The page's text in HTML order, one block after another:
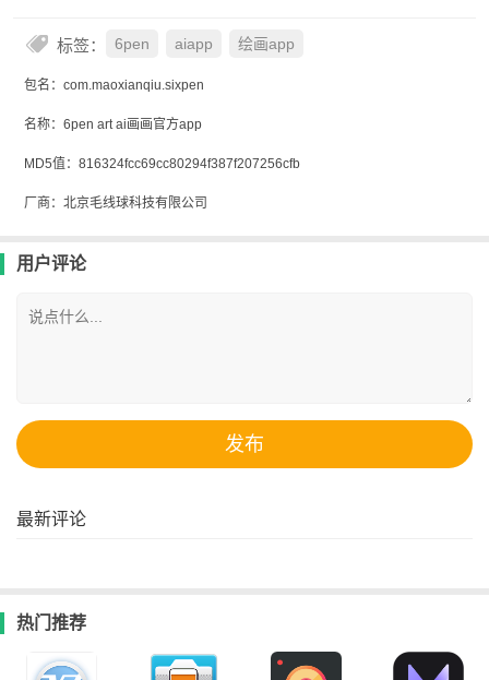
标签： 6pen aiapp 绘画app
包名：com.maoxianqiu.sixpen
名称：6pen art ai画画官方app
MD5值：816324fcc69cc80294f387f207256cfb
厂商：北京毛线球科技有限公司
用户评论
最新评论
热门推荐